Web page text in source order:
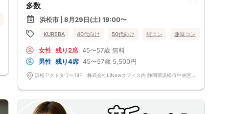
女性無料 静岡県 浜松市
多数
浜松市 | 8月29日(土) 19:00〜
KUREBA 40代向け 50代向け 街コン 趣味コン
女性 残り2席 45〜57歳 無料
男性 残り4席 45〜57歳 5,500円